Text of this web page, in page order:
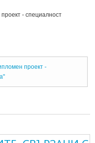
- специалност
проект -